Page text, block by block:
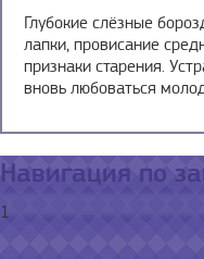
Глубокие слёзные
лапки, провисание
признаки старения.
вновь любоваться
Навигация по
1